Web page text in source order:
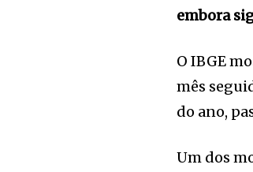
embora
O IBGE
mês
do ano,
Um dos